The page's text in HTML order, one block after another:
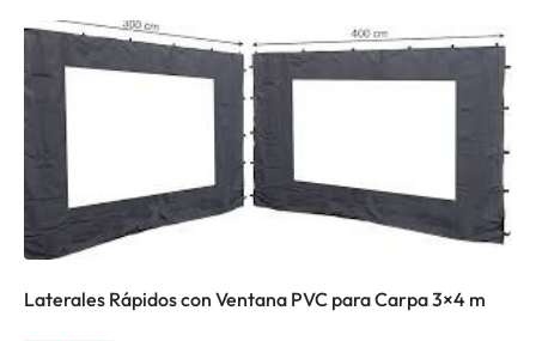
Laterales Rápidos con Ventana PVC para Carpa 3×4 m